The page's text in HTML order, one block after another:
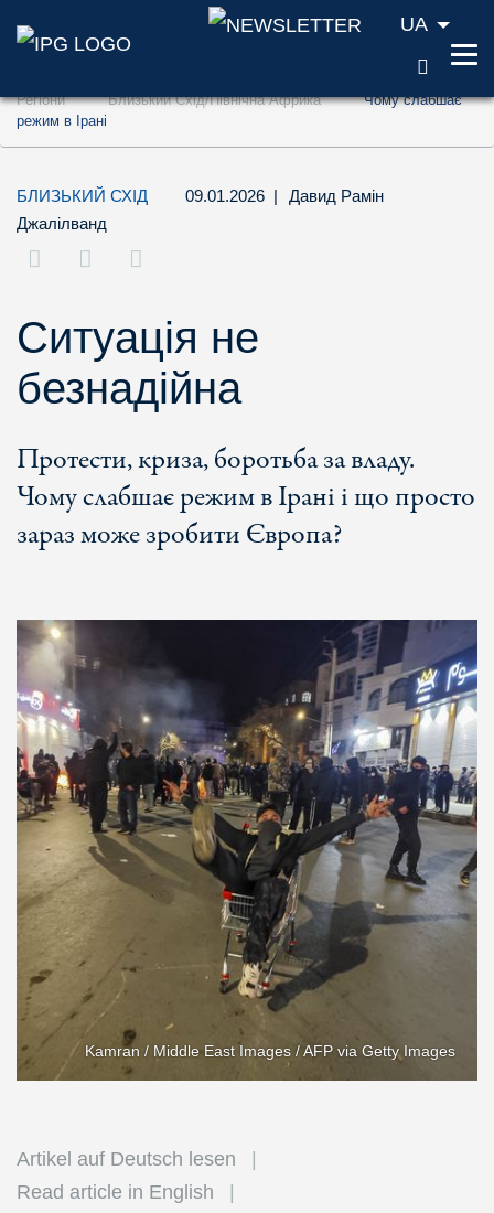
Перейти до змісту (ключ доступу '1')
Перейти до пошуку (ключ доступу '2')
UA
Регіони Близький Схід/Північна Африка
Чому слабшає
режим в Ірані
БЛИЗЬКИЙ СХІД 09.01.2026 |
Давид Рамін
Джалілванд
Ситуація не
безнадійна
Протести, криза, боротьба за владу.
Чому слабшає режим в Ірані і що просто
зараз може зробити Європа?
Kamran / Middle East Images / AFP via Getty Images
Artikel auf Deutsch lesen
Read article in English